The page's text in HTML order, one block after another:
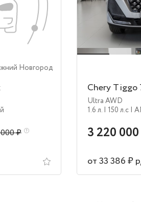
Новгород
₽
Chery Tiggo
Ultra AWD
1.6 л. | 150 л.c |
3 220
от 33 386 ₽